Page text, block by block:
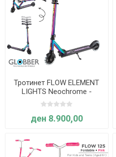
Тротинет FLOW ELEMENT
LIGHTS Neochrome -
Globber
ден 8.900,00